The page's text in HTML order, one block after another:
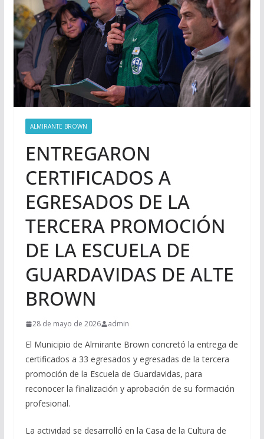
ALMIRANTE BROWN
ENTREGARON
CERTIFICADOS A
EGRESADOS DE LA
TERCERA PROMOCIÓN
DE LA ESCUELA DE
GUARDAVIDAS DE ALTE
BROWN
28 de mayo de 2026 admin
El Municipio de Almirante Brown concretó la entrega de
certificados a 33 egresados y egresadas de la tercera
promoción de la Escuela de Guardavidas, para
reconocer la finalización y aprobación de su formación
profesional.
La actividad se desarrolló en la Casa de la Cultura de